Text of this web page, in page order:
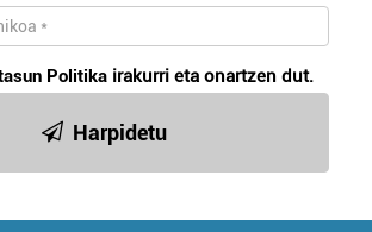
Politika irakurri eta onartzen dut.
Harpidetu